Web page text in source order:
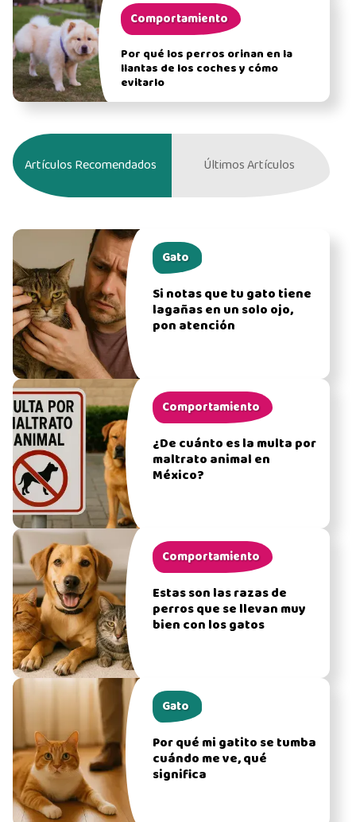
Comportamiento
Por qué los perros orinan en la
llantas de los coches y cómo
evitarlo
Artículos Recomendados Últimos Artículos
Gato
Si notas que tu gato tiene
lagañas en un solo ojo,
pon atención
Comportamiento
¿De cuánto es la multa por
maltrato animal en
México?
Comportamiento
Estas son las razas de
perros que se llevan muy
bien con los gatos
Gato
Por qué mi gatito se tumba
cuándo me ve, qué
significa